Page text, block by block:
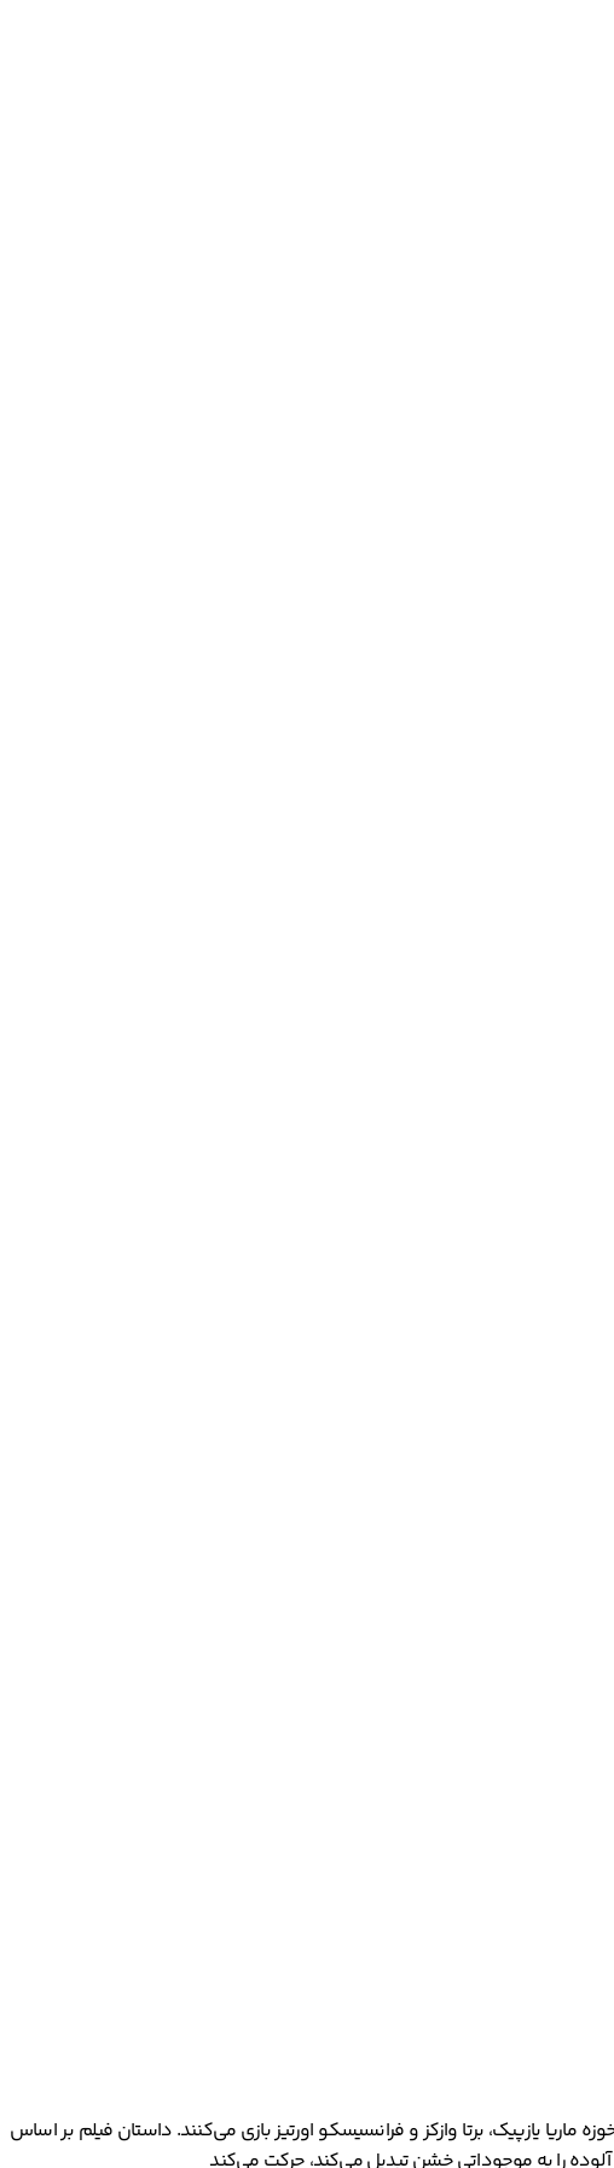
کارلس تورنس است. این فیلم محصول کشور اسپانیا در سال 2024 است. در این فیلم خوزه ماریا یازپیک، برتا وازکز و فرانسیسکو اورتیز بازی می‌کنند. داستان فیلم بر اساس
آلوده را به موجوداتی خشن تبدیل می‌کند، حرکت می‌کند